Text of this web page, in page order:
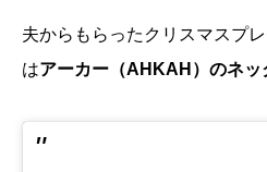
夫からもらったクリスマスプ
はアーカー（AHKAH）のネッ